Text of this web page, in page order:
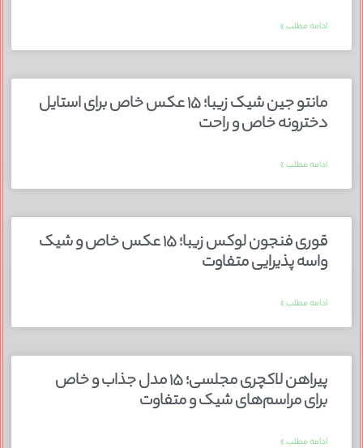
ادامه مطلب »
مانتو جین شیک زیبا؛ ۱۵ عکس خاص برای استایل
دخترونه خاص و راحت
ادامه مطلب »
قوری فنجون لوکس زیبا؛ ۱۵ عکس خاص و شیک
واسه پذیرایی متفاوت
ادامه مطلب »
پیراهن لاکچری مجلسی؛ ۱۵ مدل جذاب و خاص
برای مراسم‌های شیک و متفاوت
ادامه مطلب »